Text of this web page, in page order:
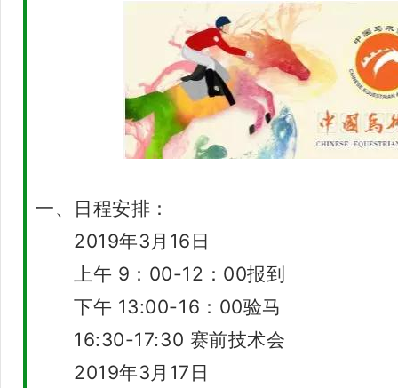
一、日程安排：
2019年3月16日
上午 9：00-12：00报到
下午 13:00-16：00验马
16:30-17:30 赛前技术会
2019年3月17日